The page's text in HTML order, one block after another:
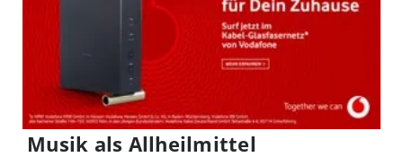
Musik als Allheilmittel